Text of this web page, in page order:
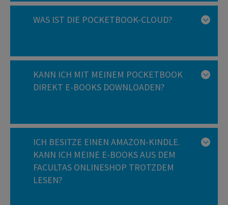
WAS IST DIE POCKETBOOK-CLOUD?
KANN ICH MIT MEINEM POCKETBOOK
DIREKT E-BOOKS DOWNLOADEN?
ICH BESITZE EINEN AMAZON-KINDLE.
KANN ICH MEINE E-BOOKS AUS DEM
FACULTAS ONLINESHOP TROTZDEM
LESEN?